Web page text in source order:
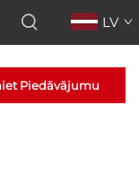
LV
Piedāvājumu